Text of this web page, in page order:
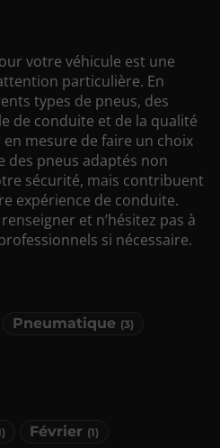
Pneumatique (3)
Février (1)
votre véhicule est une
particulière. En
types de pneus, des
de conduite et de la qualité
mesure de faire un choix
des pneus adaptés non
sécurité, mais contribuent
expérience de conduite.
et n’hésitez pas à
si nécessaire.